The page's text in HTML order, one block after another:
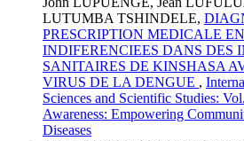
LUTUMBA TSHINDELE,
PRESCRIPTION MEDICALE
INDIFERENCIEES DANS DES
SANITAIRES DE KINSHASA
VIRUS DE LA DENGUE ,
Sciences and Scientific Studies:
Awareness: Empowering
Diseases